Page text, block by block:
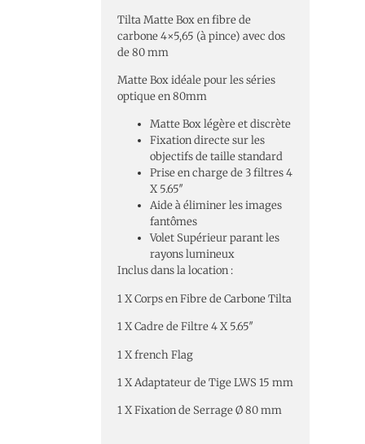
Tilta Matte Box en fibre de
carbone 4×5,65 (à pince) avec dos
de 80 mm
Matte Box idéale pour les séries
optique en 80mm
Matte Box légère et discrète
Fixation directe sur les
objectifs de taille standard
Prise en charge de 3 filtres 4
X 5.65″
Aide à éliminer les images
fantômes
Volet Supérieur parant les
rayons lumineux
Inclus dans la location :
1 X Corps en Fibre de Carbone Tilta
1 X Cadre de Filtre 4 X 5.65″
1 X french Flag
1 X Adaptateur de Tige LWS 15 mm
1 X Fixation de Serrage Ø 80 mm